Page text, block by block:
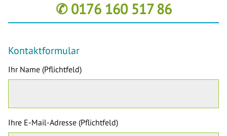
✆ 0176 160 517 86
Kontaktformular
Ihr Name (Pflichtfeld)
Ihre E-Mail-Adresse (Pflichtfeld)